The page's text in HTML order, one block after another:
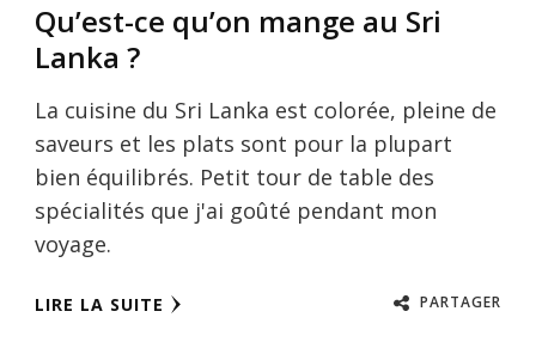
Qu’est-ce qu’on mange au Sri
Lanka ?
La cuisine du Sri Lanka est colorée, pleine de
saveurs et les plats sont pour la plupart
bien équilibrés. Petit tour de table des
spécialités que j'ai goûté pendant mon
voyage.
LIRE LA SUITE PARTAGER